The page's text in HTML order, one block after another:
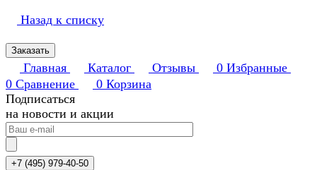
Назад к списку
Заказать
Главная Каталог Отзывы 0 Избранные
0 Сравнение 0 Корзина
Подписаться
на новости и акции
+7 (495) 979-40-50